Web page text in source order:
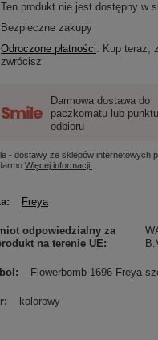
Ten produkt nie jest dostępny w
Bezpieczne zakupy
Odroczone płatności. Kup teraz,
zwrócisz
Darmowa dostawa do
paczkomatu lub punktu
odbioru
- dostawy ze sklepów internetowych
Więcej informacji.
Freya
odpowiedzialny za
na terenie UE
Flowerbomb 1696 Freya
kolorowy